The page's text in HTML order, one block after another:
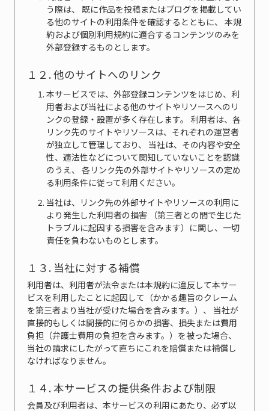
う際は、 既に作品を投稿またはブログを掲載してい
る他のサイトの利用条件を確認するとともに、 本規
約および個別利用規約に適合するコンテンツのみを
外部登録するものとします。
１２. 他のサイトへのリンク
本サービスでは、外部登録コンテンツをはじめ、利
用者および当社による他のサイトやリソースへのリ
ンクの登録・設置が多く存在します。 利用者は、各
リンク先のサイトやリソースは、それぞれの運営者
が独立して管理しており、 当社は、その内容や安全
性、適法性などについて関知していないことを認識
のうえ、 各リンク先の外部サイトやリソースの定め
る利用条件に従って利用ください。
当社は、リンク先の外部サイトやリソースの利用に
より発生した利用者の損害 （第三者との間で生じた
トラブルに起因する損害を含みます）に関し、一切
責任を負わないものとします。
１３. 当社に対する補償
利用者は、利用者が法令または本規約に違反して本サー
ビスを利用したことに起因して（かかる趣旨のクレーム
を第三者より当社が受けた場合を含みます。）、 当社が
直接的もしくは間接的に何らかの損害、損失または費用
負担（弁護士費用の負担を含みます。）を被った場合、
当社の請求にしたがって直ちにこれを賠償または補償し
なければなりません。
１４. 本サービスの提供条件および制限
会員及び利用者は、本サービスの利用にあたり、必ず以